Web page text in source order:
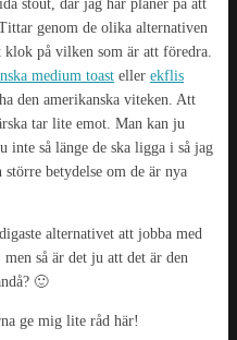
stout, där jag har planer på att
genom de olika alternativen
på vilken som är att föredra.
medium toast eller ekflis
den amerikanska viteken. Att
tar lite emot. Man kan ju
inte så länge de ska ligga i så jag
betydelse om de är nya
alternativet att jobba med
så är det ju att det är den
🙂
ge mig lite råd här!